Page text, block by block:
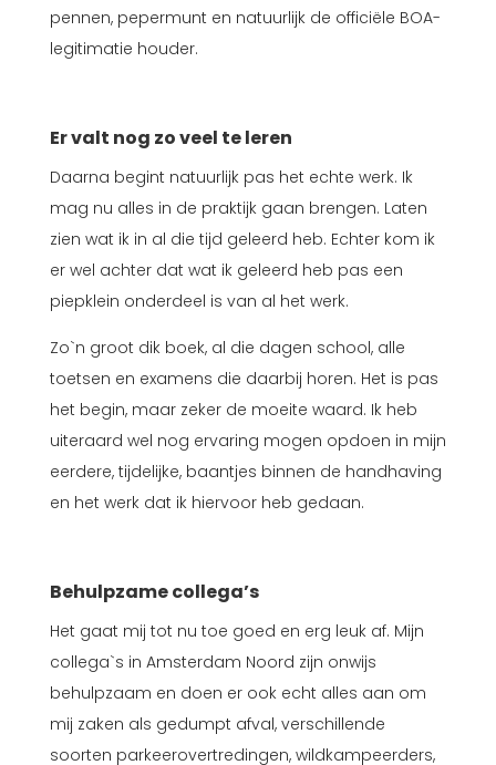
pennen, pepermunt en natuurlijk de officiële BOA-
legitimatie houder.
Er valt nog zo veel te leren
Daarna begint natuurlijk pas het echte werk. Ik
mag nu alles in de praktijk gaan brengen. Laten
zien wat ik in al die tijd geleerd heb. Echter kom ik
er wel achter dat wat ik geleerd heb pas een
piepklein onderdeel is van al het werk.
Zo`n groot dik boek, al die dagen school, alle
toetsen en examens die daarbij horen. Het is pas
het begin, maar zeker de moeite waard. Ik heb
uiteraard wel nog ervaring mogen opdoen in mijn
eerdere, tijdelijke, baantjes binnen de handhaving
en het werk dat ik hiervoor heb gedaan.
Behulpzame collega’s
Het gaat mij tot nu toe goed en erg leuk af. Mijn
collega`s in Amsterdam Noord zijn onwijs
behulpzaam en doen er ook echt alles aan om
mij zaken als gedumpt afval, verschillende
soorten parkeerovertredingen, wildkampeerders,